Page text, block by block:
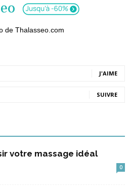
de Thalasseo.com
J'AIME
SUIVRE
votre massage idéal
0